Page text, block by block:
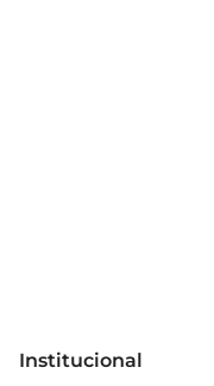
a mais uma
Institucional